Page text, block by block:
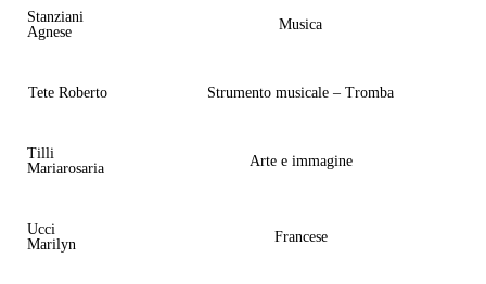
Stanziani
Agnese
Musica
Tete Roberto Strumento musicale – Tromba
Tilli
Mariarosaria
Arte e immagine
Ucci
Marilyn
Francese